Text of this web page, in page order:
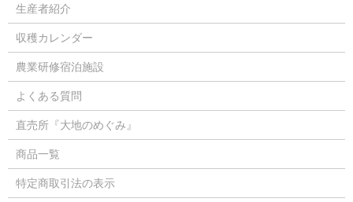
生産者紹介
収穫カレンダー
農業研修宿泊施設
よくある質問
直売所『大地のめぐみ』
商品一覧
特定商取引法の表示